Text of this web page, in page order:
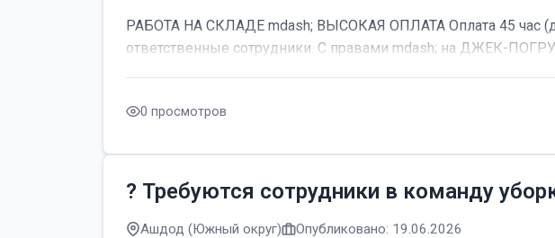
РАБОТА НА СКЛАДЕ mdash; ВЫСОКАЯ ОПЛАТА Оплата 45 час
ответственные сотрудники. С правами mdash; на ДЖЕК-
0 просмотров
? Требуются сотрудники в команду
Ашдод (Южный округ) Опубликовано: 19.06.2026